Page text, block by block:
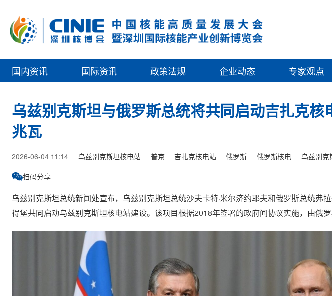
国内资讯 国际资讯 政策法规 企业动态 专家观点
乌兹别克斯坦与俄罗斯总统将共同启动吉扎克核
兆瓦
2026-06-04 11:14 乌兹别克斯坦核电站 普京 吉扎克核电站 俄罗斯 俄罗斯核电 乌兹别克
扫码分享
乌兹别克斯坦总统新闻处宣布，乌兹别克斯坦总统沙夫卡特·米尔济约耶夫和俄罗斯总统弗
得堡共同启动乌兹别克斯坦核电站建设。该项目根据2018年签署的政府间协议实施，由俄罗